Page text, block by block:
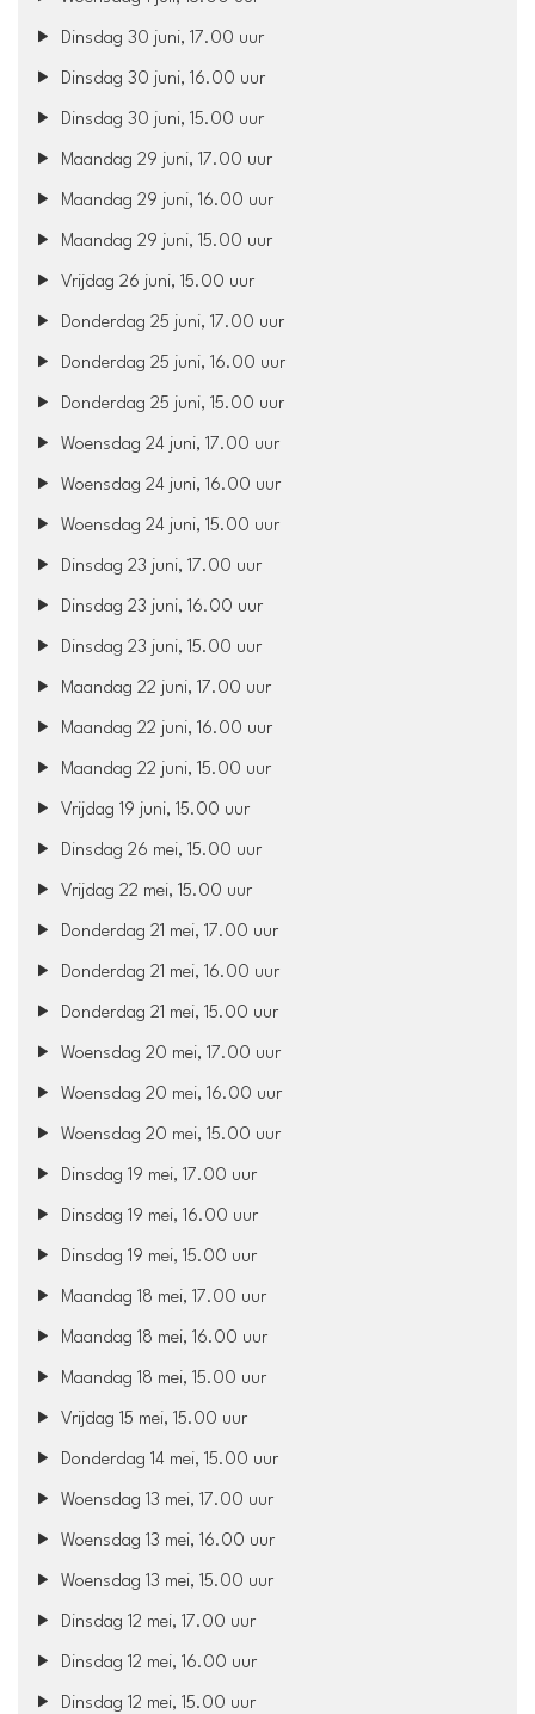
Dinsdag 30 juni, 17.00 uur
Dinsdag 30 juni, 16.00 uur
Dinsdag 30 juni, 15.00 uur
Maandag 29 juni, 17.00 uur
Maandag 29 juni, 16.00 uur
Maandag 29 juni, 15.00 uur
Vrijdag 26 juni, 15.00 uur
Donderdag 25 juni, 17.00 uur
Donderdag 25 juni, 16.00 uur
Donderdag 25 juni, 15.00 uur
Woensdag 24 juni, 17.00 uur
Woensdag 24 juni, 16.00 uur
Woensdag 24 juni, 15.00 uur
Dinsdag 23 juni, 17.00 uur
Dinsdag 23 juni, 16.00 uur
Dinsdag 23 juni, 15.00 uur
Maandag 22 juni, 17.00 uur
Maandag 22 juni, 16.00 uur
Maandag 22 juni, 15.00 uur
Vrijdag 19 juni, 15.00 uur
Dinsdag 26 mei, 15.00 uur
Vrijdag 22 mei, 15.00 uur
Donderdag 21 mei, 17.00 uur
Donderdag 21 mei, 16.00 uur
Donderdag 21 mei, 15.00 uur
Woensdag 20 mei, 17.00 uur
Woensdag 20 mei, 16.00 uur
Woensdag 20 mei, 15.00 uur
Dinsdag 19 mei, 17.00 uur
Dinsdag 19 mei, 16.00 uur
Dinsdag 19 mei, 15.00 uur
Maandag 18 mei, 17.00 uur
Maandag 18 mei, 16.00 uur
Maandag 18 mei, 15.00 uur
Vrijdag 15 mei, 15.00 uur
Donderdag 14 mei, 15.00 uur
Woensdag 13 mei, 17.00 uur
Woensdag 13 mei, 16.00 uur
Woensdag 13 mei, 15.00 uur
Dinsdag 12 mei, 17.00 uur
Dinsdag 12 mei, 16.00 uur
Dinsdag 12 mei, 15.00 uur